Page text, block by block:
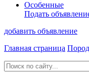
Особенные
Подать
добавить объявление
Главная страница